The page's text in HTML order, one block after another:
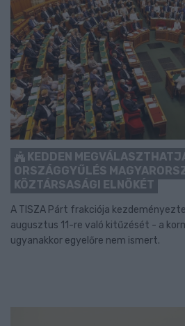
KEDDEN
ORSZÁGGYŰLÉS
KÖZTÁRSASÁGI ELNÖKÉT
A TISZA Párt frakciója
augusztus 11-re való kitűzését - a
ugyanakkor egyelőre nem ismert.